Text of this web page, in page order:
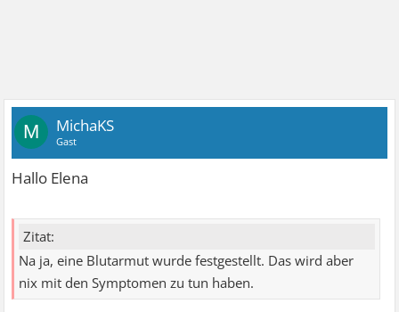
M MichaKS
Gast
Hallo Elena
Zitat:
Na ja, eine Blutarmut wurde festgestellt. Das wird aber
nix mit den Symptomen zu tun haben.